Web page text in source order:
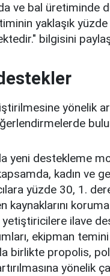
ve bal
yaklaşık
bilgisini
yeni destekleme
kadın ve
yüzde 30, 1.
yetiştiricilere ilave
ekipman
birlikte propolis,
yönelik